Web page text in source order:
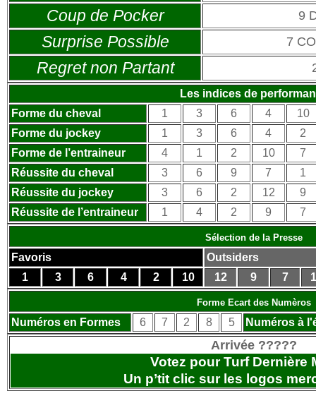
Coup de Pocker 9
Surprise Possible 7
Regret non Partant
Les indices de
Forme du cheval
1 3 6 4
10
Forme du jockey
1 3 6 4
2
Forme de l’entraineur
4 1 2 10
7
Réussite du cheval
3 6 9 7
1
Réussite du jockey
3 6 2 12
9
Réussite de l’entraineur
1 4 2 9 7
Sélection de la Presse
Favoris
Outsiders
1
3 6 4 2 10 12 9 7
Forme Ecart des Numèros
Numéros en Formes 6 7 2 8 5 Numéros à
Arrivée ?????
Votez pour Turf Dernière
Un p’tit clic sur les logos